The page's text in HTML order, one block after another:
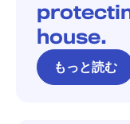
house.
もっと読む